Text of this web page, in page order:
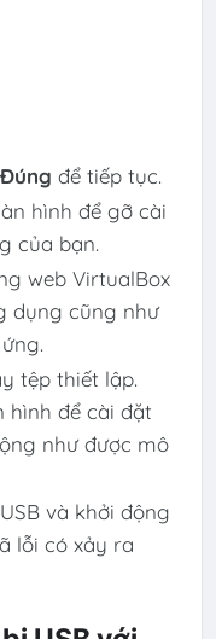
Đúng để tiếp tục.
hình để gỡ cài
của bạn.
web VirtualBox
dụng cũng như
tệp thiết lập.
hình để cài đặt
như được mô
và khởi động
lỗi có xảy ra